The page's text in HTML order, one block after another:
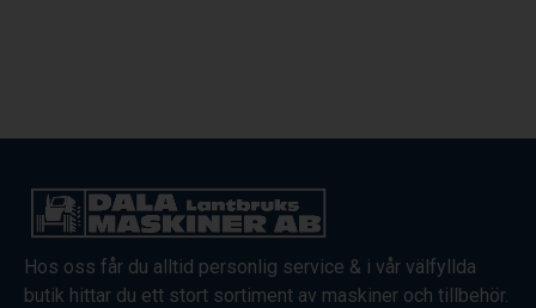
Hos oss får du alltid personlig service & i vår välfyllda
butik hittar du ett stort sortiment av maskiner och tillbehör.